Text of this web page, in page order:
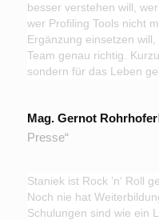
besser verstehen will,
wer Profiling Tools nicht
Ergänzung einsetzen
Team genau richtig.
sondern für das Leben
Mag. Gernot Rohrhofer
Presse“
Staniek ist Rock ’n‘ Roll
Noch nie hat
Schulungen sind wie ein